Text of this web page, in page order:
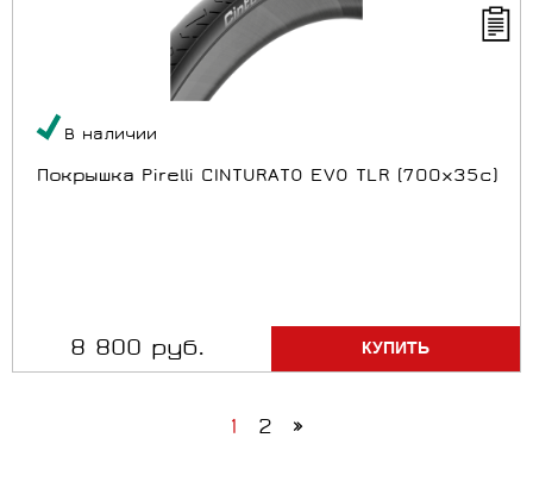
В наличии
Покрышка Pirelli CINTURATO EVO TLR (700x35c)
8 800 руб.
1 2 »